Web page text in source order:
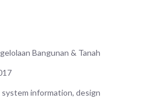
Bangunan & Tanah
system information, design